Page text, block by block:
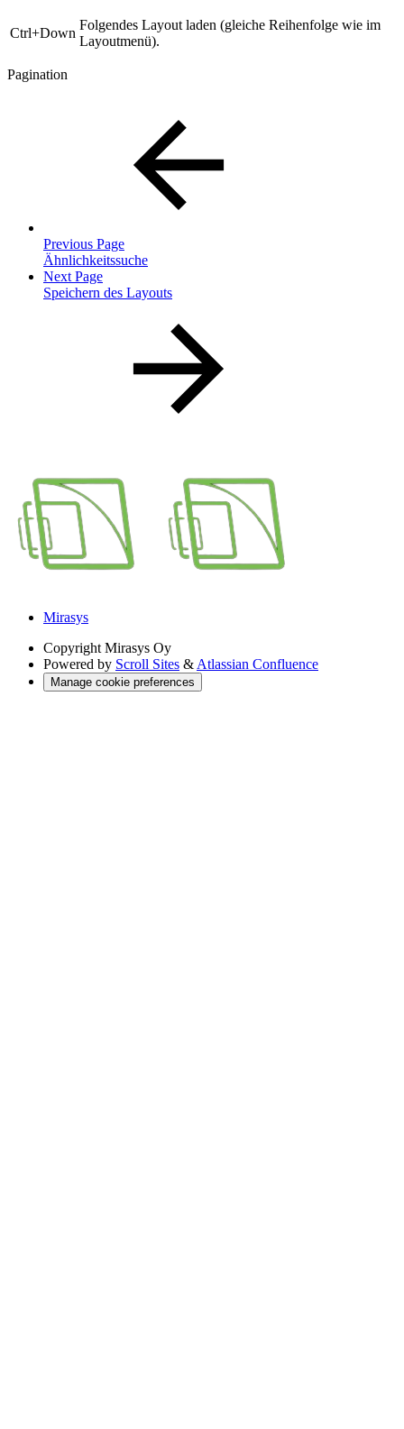
Ctrl+Down
Folgendes Layout laden (gleiche Reihenfolge wie im
Layoutmenü).
Pagination
Previous Page
Ähnlichkeitssuche
Next Page
Speichern des Layouts
Mirasys
Copyright Mirasys Oy
Powered by Scroll Sites & Atlassian Confluence
Manage cookie preferences